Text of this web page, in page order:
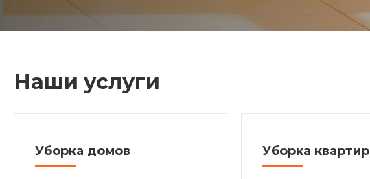
Наши услуги
Уборка домов Уборка квартир